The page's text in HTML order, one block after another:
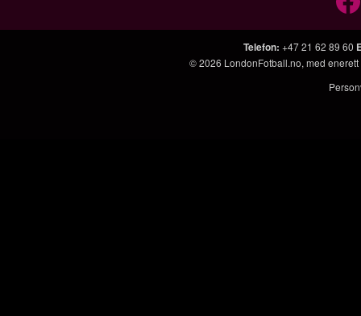
Telefon: +47 21 62 89 60
© 2026 LondonFotball.no, med